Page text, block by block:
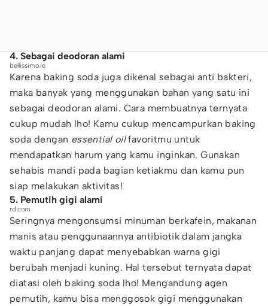
4. Sebagai deodoran alami
bellissimo.ie
Karena baking soda juga dikenal sebagai anti bakteri,
maka banyak yang menggunakan bahan yang satu ini
sebagai deodoran alami. Cara membuatnya ternyata
cukup mudah lho! Kamu cukup mencampurkan baking
soda dengan essential oilfavoritmu untuk
mendapatkan harum yang kamu inginkan. Gunakan
sehabis mandi pada bagian ketiakmu dan kamu pun
siap melakukan aktivitas!
5. Pemutih gigi alami
rd.com
Seringnya mengonsumsi minuman berkafein, makanan
manis atau penggunaannya antibiotik dalam jangka
waktu panjang dapat menyebabkan warna gigi
berubah menjadi kuning. Hal tersebut ternyata dapat
diatasi oleh baking soda lho! Mengandung agen
pemutih, kamu bisa menggosok gigi menggunakan